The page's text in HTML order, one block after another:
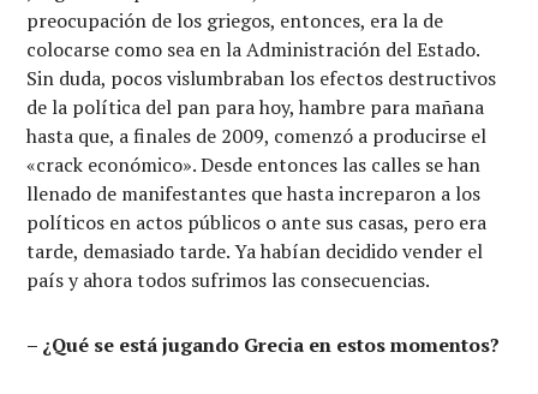
preocupación de los griegos, entonces, era la de
colocarse como sea en la Administración del Estado.
Sin duda, pocos vislumbraban los efectos destructivos
de la política del pan para hoy, hambre para mañana
hasta que, a finales de 2009, comenzó a producirse el
«crack económico». Desde entonces las calles se han
llenado de manifestantes que hasta increparon a los
políticos en actos públicos o ante sus casas, pero era
tarde, demasiado tarde. Ya habían decidido vender el
país y ahora todos sufrimos las consecuencias.
– ¿Qué se está jugando Grecia en estos momentos?